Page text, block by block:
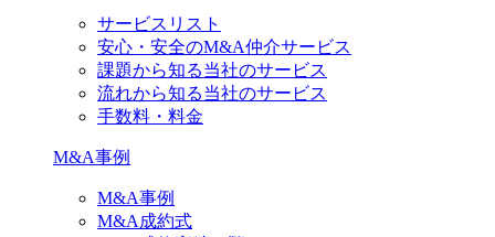
サービスリスト
安心・安全のM&A仲介サービス
課題から知る当社のサービス
流れから知る当社のサービス
手数料・料金
M&A事例
M&A事例
M&A成約式